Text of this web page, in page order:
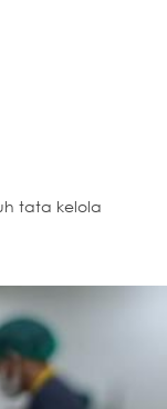
tata kelola